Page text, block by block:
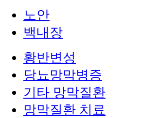
노안
백내장
황반변성
당뇨망막병증
기타 망막질환
망막질환 치료